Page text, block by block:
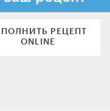
РЕЦЕПТ
ONLINE